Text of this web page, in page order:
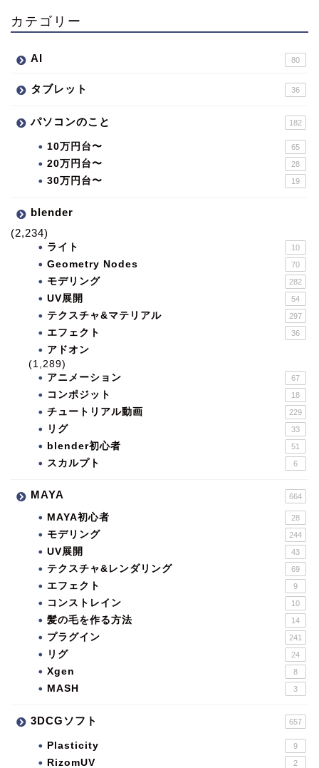
カテゴリー
AI 80
タブレット 36
パソコンのこと 182
10万円台〜 65
20万円台〜 28
30万円台〜 19
blender
(2,234)
ライト 10
Geometry Nodes 70
モデリング 282
UV展開 54
テクスチャ&マテリアル 297
エフェクト 36
アドオン
(1,289)
アニメーション
67
コンポジット 18
チュートリアル動画 229
リグ 33
blender初心者 51
スカルプト 6
MAYA 664
MAYA初心者 28
モデリング 244
UV展開 43
テクスチャ&レンダリング 69
エフェクト 9
コンストレイン 10
髪の毛を作る方法 14
プラグイン 241
リグ 24
Xgen 8
MASH 3
3DCGソフト 657
Plasticity 9
RizomUV 2